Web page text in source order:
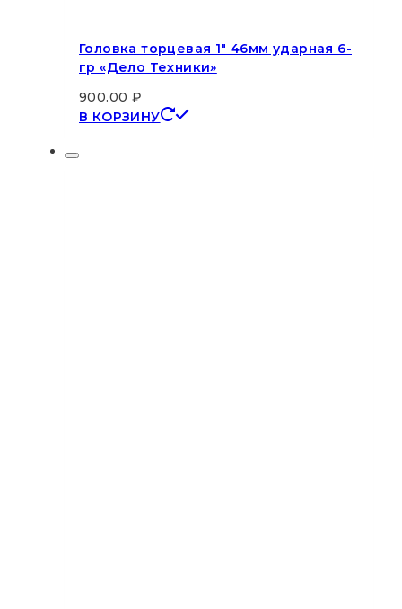
Головка торцевая 1″ 46мм ударная 6-
гр «Дело Техники»
900.00 ₽
В КОРЗИНУ